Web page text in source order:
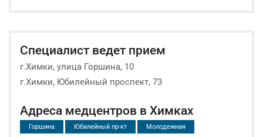
Специалист ведет прием
г.Химки, улица Горшина, 10
г.Химки, Юбилейный проспект, 73
Адреса медцентров в Химках
Горшина Юбилейный пр-кт Молодежная